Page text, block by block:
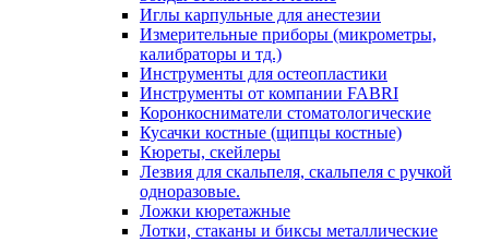
Иглы карпульные для анестезии
Измерительные приборы (микрометры,
калибраторы и тд.)
Инструменты для остеопластики
Инструменты от компании FABRI
Коронкосниматели стоматологические
Кусачки костные (щипцы костные)
Кюреты, скейлеры
Лезвия для скальпеля, скальпеля с ручкой
одноразовые.
Ложки кюретажные
Лотки, стаканы и биксы металлические